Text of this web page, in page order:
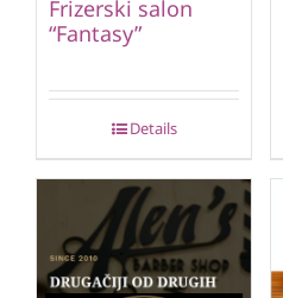
Frizerski salon
“Fantasy”
Details